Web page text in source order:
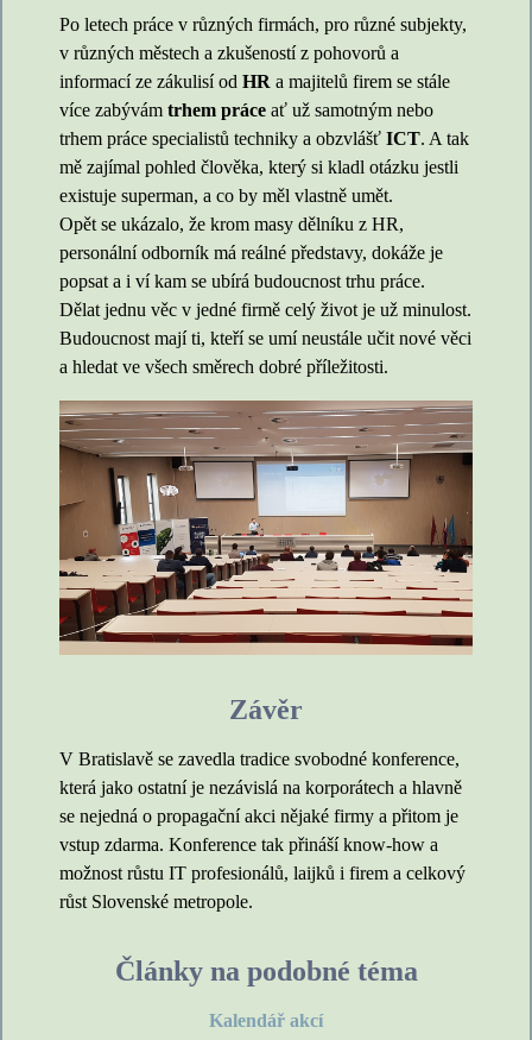
Po letech práce v různých firmách, pro různé subjekty,
v různých městech a zkušeností z pohovorů a
informací ze zákulisí od HR a majitelů firem se stále
více zabývám trhem práce ať už samotným nebo
trhem práce specialistů techniky a obzvlášť ICT. A tak
mě zajímal pohled člověka, který si kladl otázku jestli
existuje superman, a co by měl vlastně umět.
Opět se ukázalo, že krom masy dělníku z HR,
personální odborník má reálné představy, dokáže je
popsat a i ví kam se ubírá budoucnost trhu práce.
Dělat jednu věc v jedné firmě celý život je už minulost.
Budoucnost mají ti, kteří se umí neustále učit nové věci
a hledat ve všech směrech dobré příležitosti.
Závěr
V Bratislavě se zavedla tradice svobodné konference,
která jako ostatní je nezávislá na korporátech a hlavně
se nejedná o propagační akci nějaké firmy a přitom je
vstup zdarma. Konference tak přináší know-how a
možnost růstu IT profesionálů, laijků i firem a celkový
růst Slovenské metropole.
Články na podobné téma
Kalendář akcí